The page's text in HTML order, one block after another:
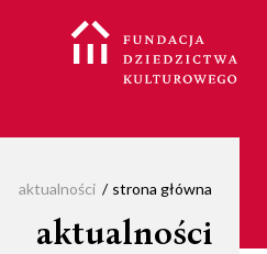
strona główna
aktualności
aktualności